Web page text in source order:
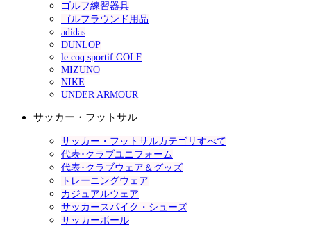
ゴルフ練習器具
ゴルフラウンド用品
adidas
DUNLOP
le coq sportif GOLF
MIZUNO
NIKE
UNDER ARMOUR
サッカー・フットサル
サッカー・フットサルカテゴリすべて
代表･クラブユニフォーム
代表･クラブウェア＆グッズ
トレーニングウェア
カジュアルウェア
サッカースパイク・シューズ
サッカーボール